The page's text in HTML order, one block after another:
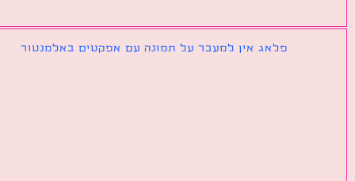
פלאג אין למעבר על תמונה עם אפקטים באלמנטור